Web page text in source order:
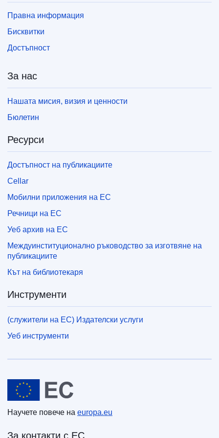
Правна информация
Бисквитки
Достъпност
За нас
Нашата мисия, визия и ценности
Бюлетин
Ресурси
Достъпност на публикациите
Cellar
Мобилни приложения на ЕС
Речници на ЕС
Уеб архив на ЕС
Междуинституционално ръководство за изготвяне на
публикациите
Кът на библиотекаря
Инструменти
(служители на ЕС) Издателски услуги
Уеб инструменти
Европейски съюз
Научете повече на europa.eu
За контакти с ЕС